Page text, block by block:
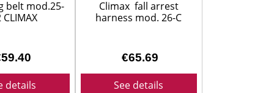
belt mod.25-
CLIMAX
details
Climax fall arrest
harness mod. 26-C
€65.69
See details